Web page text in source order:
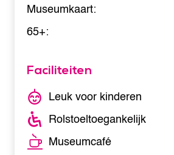
Museumkaart:
65+:
Faciliteiten
Leuk voor kinderen
Rolstoeltoegankelijk
Museumcafé